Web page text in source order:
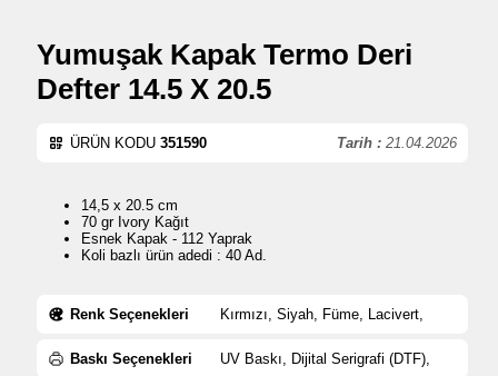
Yumuşak Kapak Termo Deri
Defter 14.5 X 20.5
Tarih : 21.04.2026
ÜRÜN KODU 351590
14,5 x 20.5 cm
70 gr Ivory Kağıt
Esnek Kapak - 112 Yaprak
Koli bazlı ürün adedi : 40 Ad.
Renk Seçenekleri Kırmızı, Siyah, Füme, Lacivert,
Baskı Seçenekleri UV Baskı, Dijital Serigrafi (DTF),